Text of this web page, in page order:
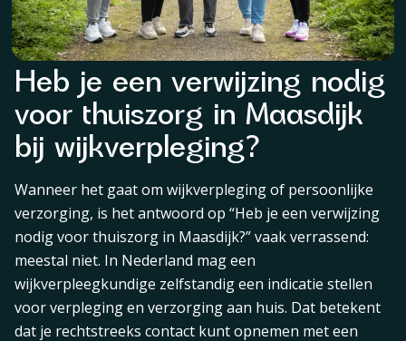
Heb je een verwijzing nodig
voor thuiszorg in Maasdijk
bij wijkverpleging?
Wanneer het gaat om wijkverpleging of persoonlijke
verzorging, is het antwoord op “Heb je een verwijzing
nodig voor thuiszorg in Maasdijk?” vaak verrassend:
meestal niet. In Nederland mag een
wijkverpleegkundige zelfstandig een indicatie stellen
voor verpleging en verzorging aan huis. Dat betekent
dat je rechtstreeks contact kunt opnemen met een